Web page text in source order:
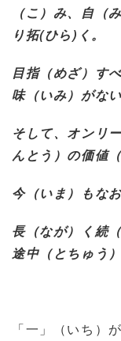
（こ）み、自（
り拓(ひら) く。
目指（めざ）す
味（いみ）がない
そして、オンリ
んとう）の価値
今（いま）もな
長（なが）く続
途中（とちゅう
「一」（いち）